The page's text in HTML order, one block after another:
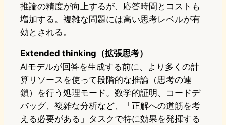
推論の精度が向上するが、応答時間とコストも
増加する。複雑な問題には高い思考レベルが有
効とされる。
Extended thinking（拡張思考）
AIモデルが回答を生成する前に、より多くの計
算リソースを使って段階的な推論（思考の連
鎖）を行う処理モード。数学的証明、コードデ
バッグ、複雑な分析など、「正解への道筋を考
える必要がある」タスクで特に効果を発揮する